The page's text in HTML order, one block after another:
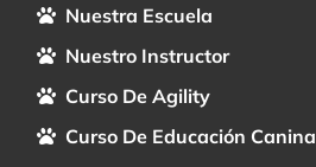
Nuestra Escuela
Nuestro Instructor
Curso De Agility
Curso De Educación Canina